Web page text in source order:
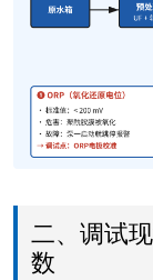
二、调试
数